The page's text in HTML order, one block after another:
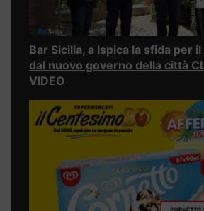
Bar Sicilia, a Ispica la sfida per
dal nuovo governo della città
VIDEO